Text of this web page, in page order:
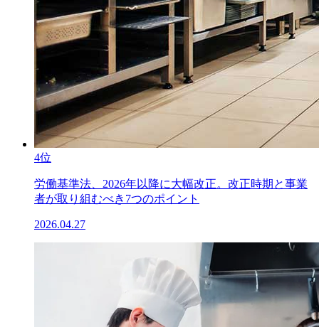
4位
労働基準法、2026年以降に大幅改正。改正時期と事業
者が取り組むべき7つのポイント
2026.04.27